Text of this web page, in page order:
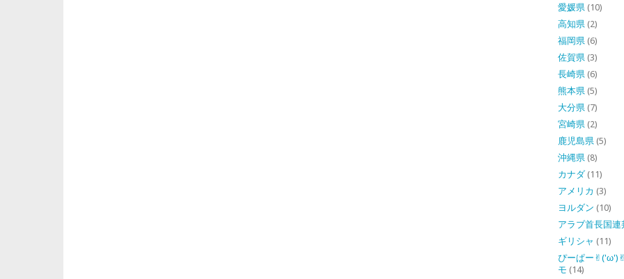
愛媛県(10)
高知県(2)
福岡県(6)
佐賀県(3)
長崎県(6)
熊本県(5)
大分県(7)
宮崎県(2)
鹿児島県(5)
沖縄県(8)
カナダ(11)
アメリカ (3)
ヨルダン (10)
アラブ首長国連
ギリシャ (11)
ぴーぱー
モ (14)